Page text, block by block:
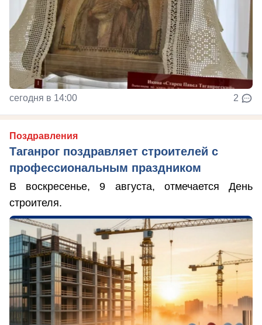
сегодня в 14:00 2
Поздравления
Таганрог поздравляет строителей с
профессиональным праздником
В воскресенье, 9 августа, отмечается День
строителя.